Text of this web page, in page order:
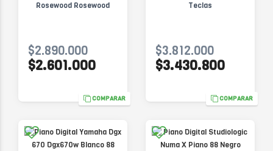
Rosewood Rosewood
$2.890.000
$2.601.000
COMPARAR
Teclas
$3.812.000
$3.430.800
COMPARAR